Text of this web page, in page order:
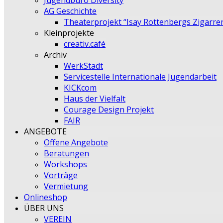
AG Geschichte
Theaterprojekt “Isay Rottenbergs
Kleinprojekte
creativ.café
Archiv
WerkStadt
Servicestelle Internationale Jugendarbeit
KICKcom
Haus der Vielfalt
Courage Design Projekt
FAIR
ANGEBOTE
Offene Angebote
Beratungen
Workshops
Vorträge
Vermietung
Onlineshop
ÜBER UNS
VEREIN